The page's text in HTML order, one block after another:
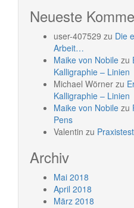
Neueste
user-407529 zu Die
Arbeit…
Maike von Nobile zu
Kalligraphie – Linien
Michael Wörner zu
Kalligraphie – Linien
Maike von Nobile zu
Pens
Valentin zu
Archiv
Mai 2018
April 2018
März 2018